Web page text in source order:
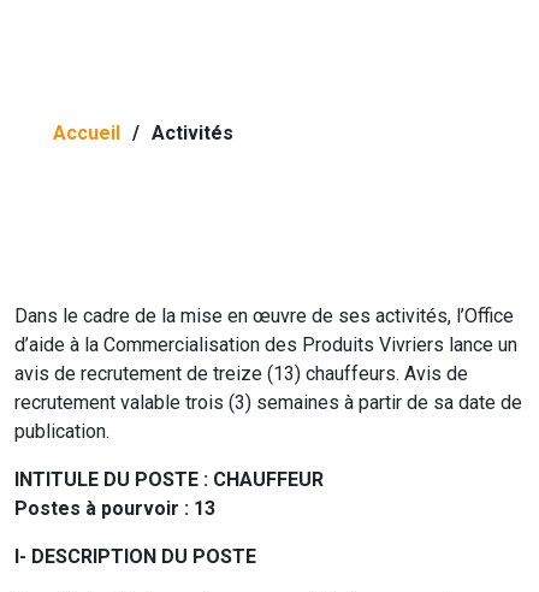
Accueil Activités
Dans le cadre de la mise en œuvre de ses activités, l’Office
d’aide à la Commercialisation des Produits Vivriers lance un
avis de recrutement de treize (13) chauffeurs. Avis de
recrutement valable trois (3) semaines à partir de sa date de
publication.
INTITULE DU POSTE : CHAUFFEUR
Postes à pourvoir : 13
I- DESCRIPTION DU POSTE